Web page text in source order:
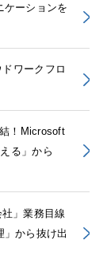
ケーションを
ワークフロ
！Microsoft
る」から
」業務目線
から抜け出